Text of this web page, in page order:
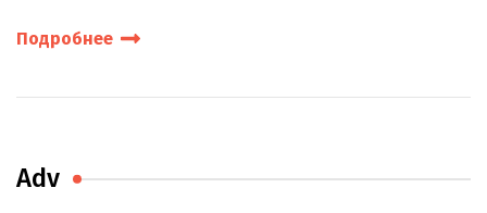
Подробнее
Adv